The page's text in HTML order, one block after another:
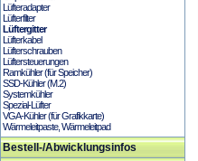
Lüfteradapter
Lüfterfilter
Lüftergitter
Lüfterkabel
Lüfterschrauben
Lüftersteuerungen
Ramkühler (für Speicher)
SSD-Kühler (M.2)
Systemkühler
Spezial-Lüfter
VGA-Kühler (für Grafikkarte)
Wärmeleitpaste, Wärmeleitpad
Bestell-/Abwicklungsinfos